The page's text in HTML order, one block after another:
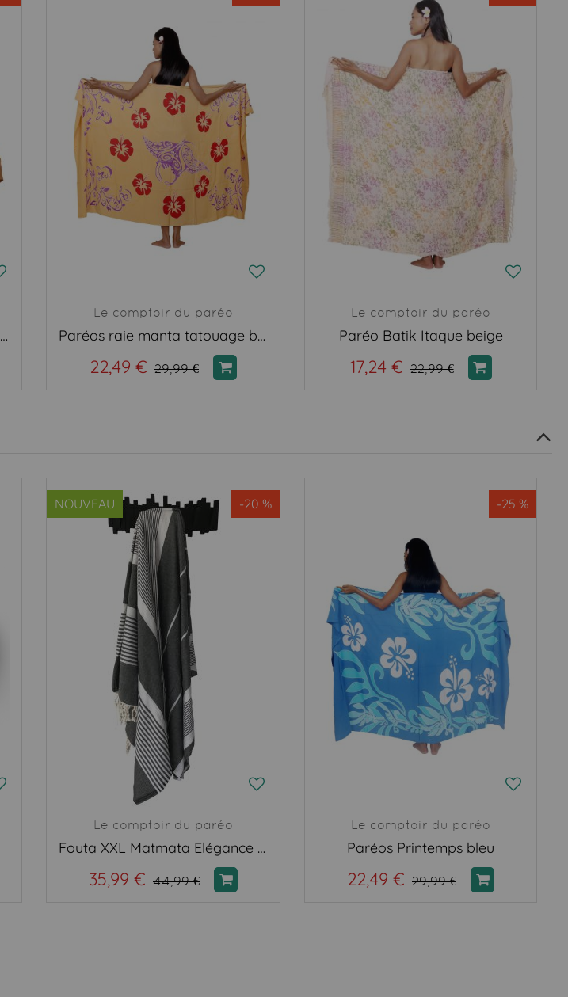
Robe de plage Margaretta beige
Le comptoir du paréo
Paréos raie manta tatouage beige
22,49 € 29,99 €
Le comptoir du paréo
Paréo Batik Itaque beige
17,24 € 22,99 €
NOUVEAU -20 %
Le comptoir du paréo
Fouta XXL Matmata Elégance noir
35,99 € 44,99 €
-25 %
Le comptoir du paréo
Paréos Printemps bleu
22,49 € 29,99 €